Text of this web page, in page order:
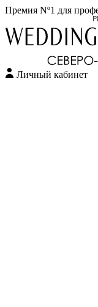
Премия Nº1 для
Личный кабинет